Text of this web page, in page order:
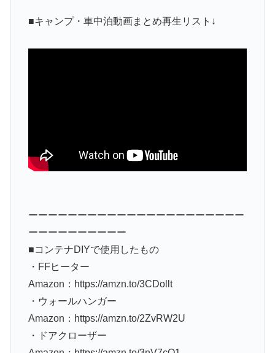
■キャンプ・車中泊動画まとめ再生リスト↓
ーーーーーーーーーーーーーーーーーーーーーー
ーーーーーーーーーー
■コンテナDIYで使用したもの
・FFヒーター
Amazon：https://amzn.to/3CDollt
・ウォールハンガー
Amazon：https://amzn.to/2ZvRW2U
・ドアクローザー